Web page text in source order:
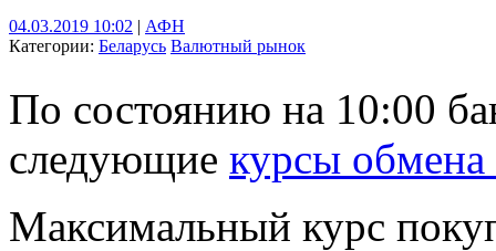
04.03.2019 10:02 | АФН
Категории: Беларусь Валютный рынок
По состоянию на 10:00
следующие курсы обмена
Максимальный курс